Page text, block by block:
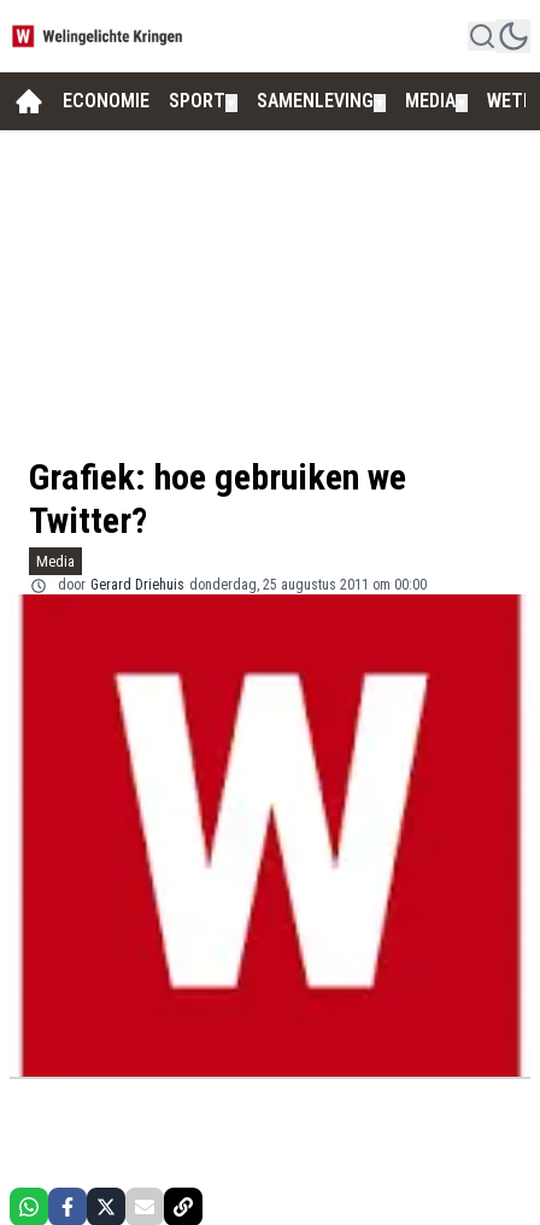
ECONOMIE SPORT SAMENLEVING MEDIA
Grafiek: hoe gebruiken we
Twitter?
Media
door Gerard Driehuis donderdag, 25 augustus 2011 om 00:00